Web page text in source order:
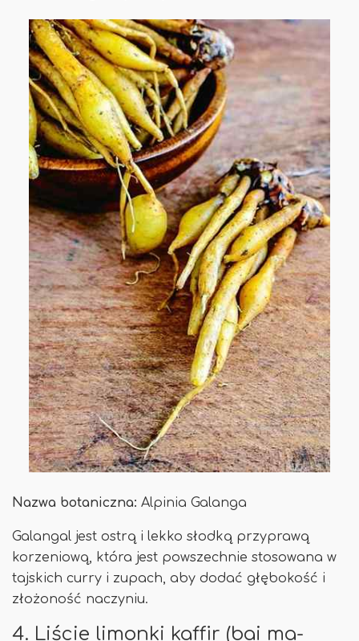
Nazwa botaniczna: Alpinia Galanga
Galangal jest ostrą i lekko słodką przyprawą
korzeniową, która jest powszechnie stosowana w
tajskich curry i zupach, aby dodać głębokość i
złożoność naczyniu.
4. Liście limonki kaffir (bai ma-